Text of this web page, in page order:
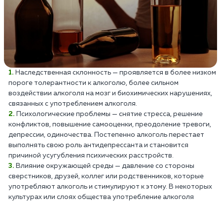
Наследственная склонность — проявляется в более низком
пороге толерантности к алкоголю, более сильном
воздействии алкоголя на мозг и биохимических нарушениях,
связанных с употреблением алкоголя.
Психологические проблемы — снятие стресса, решение
конфликтов, повышение самооценки, преодоление тревоги,
депрессии, одиночества. Постепенно алкоголь перестает
выполнять свою роль антидепрессанта и становится
причиной усугубления психических расстройств.
Влияние окружающей среды — давление со стороны
сверстников, друзей, коллег или родственников, которые
употребляют алкоголь и стимулируют к этому. В некоторых
культурах или слоях общества употребление алкоголя